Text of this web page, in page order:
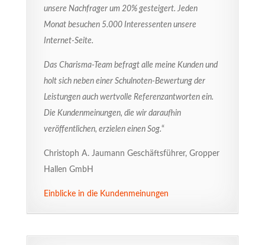
unsere Nachfrager um 20% gesteigert. Jeden
Monat besuchen 5.000 Interessenten unsere
Internet-Seite.
Das Charisma-Team befragt alle meine Kunden und
holt sich neben einer Schulnoten-Bewertung der
Leistungen auch wertvolle Referenzantworten ein.
Die Kundenmeinungen, die wir daraufhin
veröffentlichen, erzielen einen Sog.“
Christoph A. Jaumann Geschäftsführer, Gropper
Hallen GmbH
Einblicke in die Kundenmeinungen